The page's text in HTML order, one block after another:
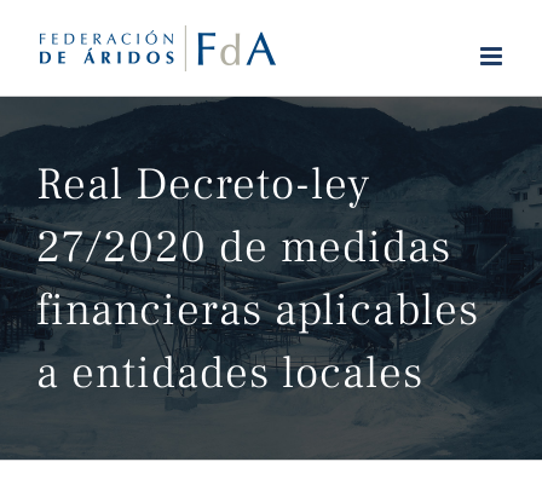
Real Decreto-ley
27/2020 de medidas
financieras aplicables
a entidades locales